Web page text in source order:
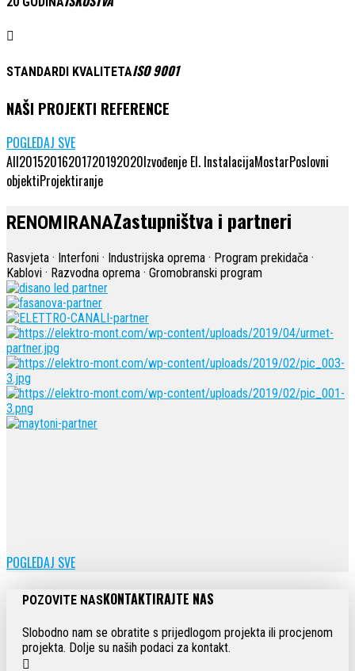
STANDARDI KVALITETAISO 9001
NAŠI PROJEKTI REFERENCE
POGLEDAJ SVE
All20152016201720192020Izvođenje El. InstalacijaMostarPoslovni
objektiProjektiranje
RENOMIRANAZastupništva i partneri
Rasvjeta · Interfoni · Industrijska oprema · Program prekidača ·
Kablovi · Razvodna oprema · Gromobranski program
POGLEDAJ SVE
POZOVITE NASKONTAKTIRAJTE NAS
Slobodno nam se obratite s prijedlogom projekta ili procjenom
projekta. Dolje su naših podaci za kontakt.